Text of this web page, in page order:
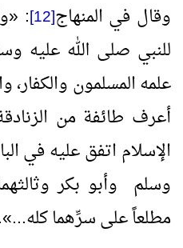
وقال في المنهاج[12]
:
«
للنبي صلى الله عليه
علمه المسلمون والكفار،
أعرف طائفة من
الإسلام اتفق عليه في
وسلم وأبو بكر
مطلعاً على سرِّهما كله...»
.